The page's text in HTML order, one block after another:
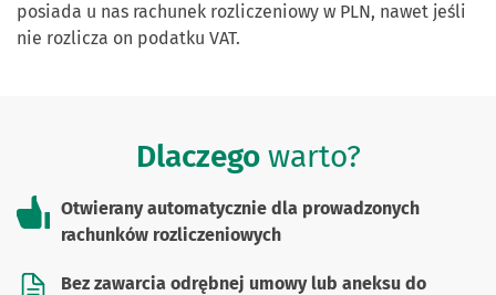
posiada u nas rachunek rozliczeniowy w PLN, nawet jeśli
nie rozlicza on podatku VAT.
Dlaczegowarto?
Otwierany automatycznie dla prowadzonych
rachunków rozliczeniowych
Bez zawarcia odrębnej umowy lub aneksu do